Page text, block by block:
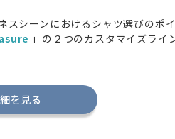
スシーンにおけるシャツ選びのポ
」の２つのカスタマイズライ
を見る